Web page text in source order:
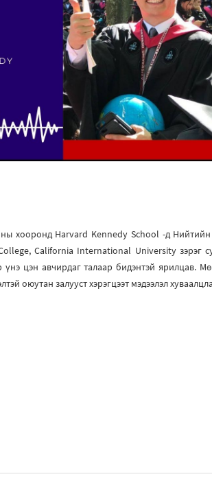
хооронд Harvard Kennedy School -д Нийтийн
California International University зэрэг
цэн авчирдаг талаар бидэнтэй ярилцав.
оюутан залууст хэрэгцээт мэдээлэл